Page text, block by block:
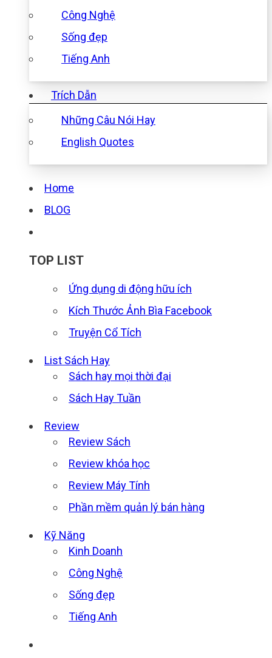
Công Nghệ
Sống đẹp
Tiếng Anh
Trích Dẫn
Những Câu Nói Hay
English Quotes
Home
BLOG
TOP LIST
Ứng dụng di động hữu ích
Kích Thước Ảnh Bìa Facebook
Truyện Cổ Tích
List Sách Hay
Sách hay mọi thời đại
Sách Hay Tuần
Review
Review Sách
Review khóa học
Review Máy Tính
Phần mềm quản lý bán hàng
Kỹ Năng
Kinh Doanh
Công Nghệ
Sống đẹp
Tiếng Anh